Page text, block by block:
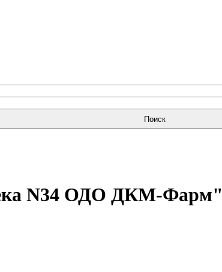
Поиск
N34 ОДО ДКМ-Фарм"